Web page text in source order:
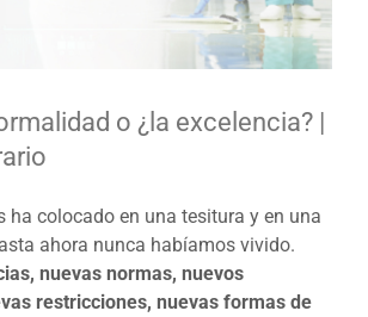
o ¿la excelencia? |
ha colocado en una tesitura y en una
ahora nunca habíamos vivido.
nuevas normas, nuevos
restricciones, nuevas formas de